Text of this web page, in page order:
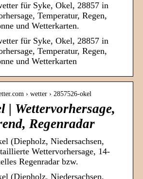
für Syke, Okel, 28857 in
Temperatur, Regen,
und Wetterkarten.
für Syke, Okel, 28857 in
Temperatur, Regen,
und Wetterkarten
› wetter › 2857526-okel
| Wettervorhersage,
Regenradar
(Diepholz, Niedersachsen,
Wettervorhersage, 14-
Regenradar bzw.
(Diepholz, Niedersachsen,